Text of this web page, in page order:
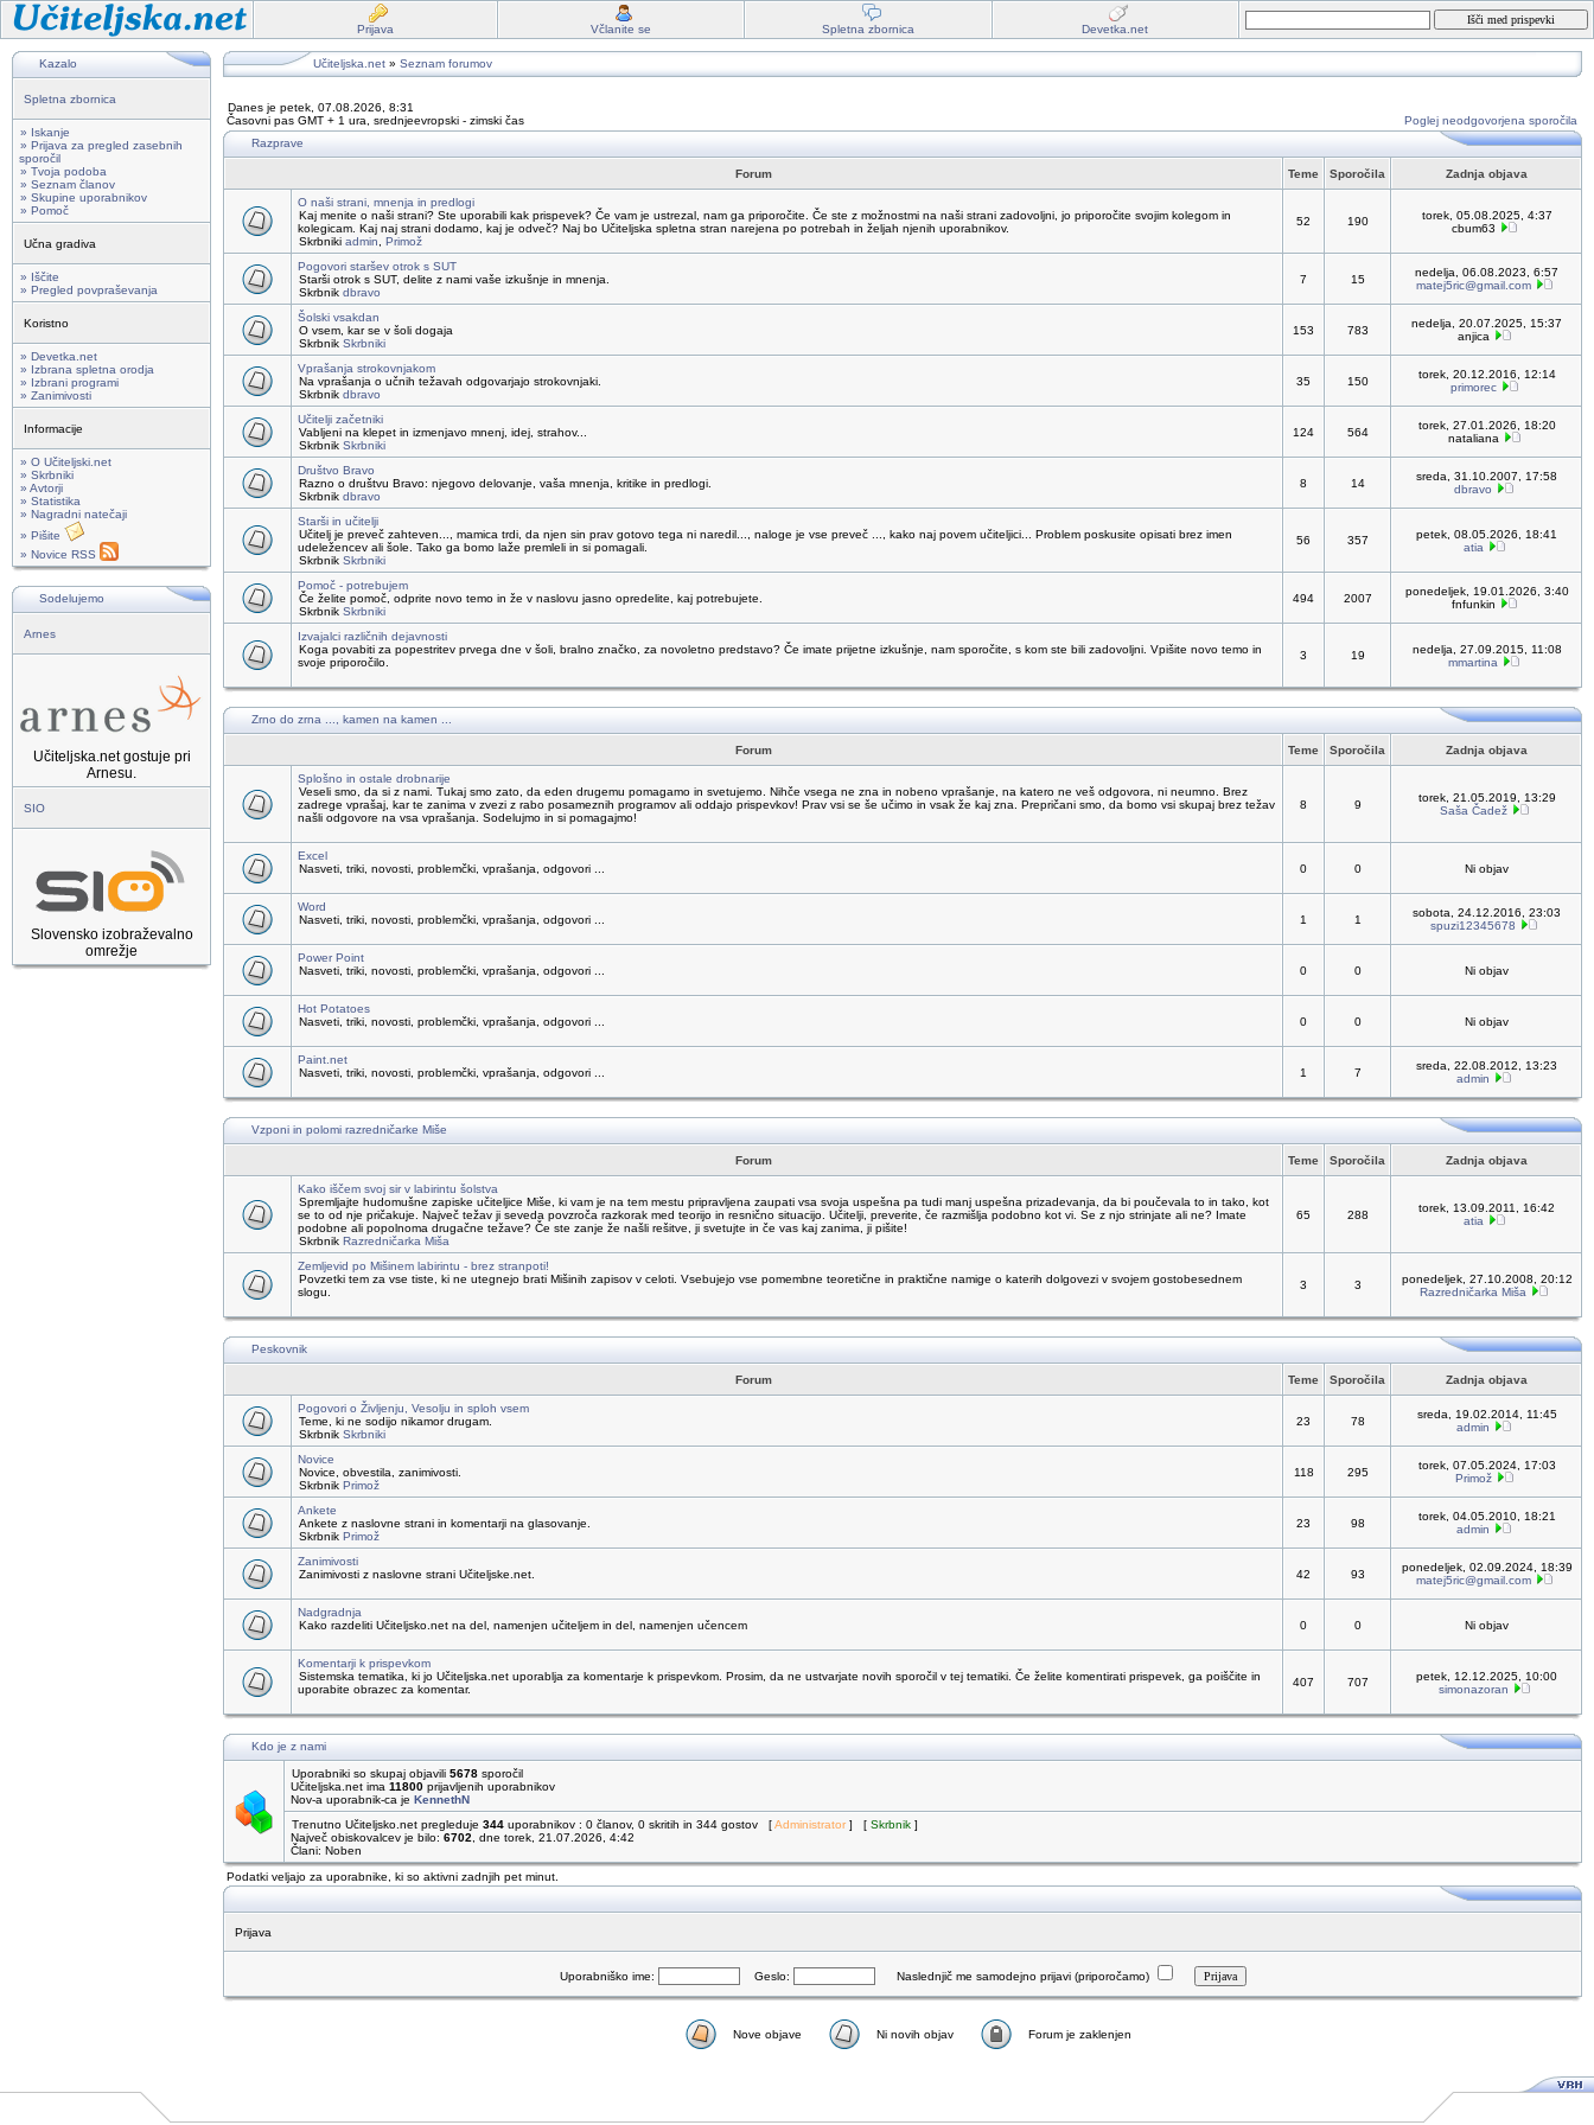
Prijava Včlanite se Spletna zbornica Devetka.net
Kazalo
Spletna zbornica
» Iskanje
» Prijava za pregled zasebnih
sporočil
» Tvoja podoba
» Seznam članov
» Skupine uporabnikov
» Pomoč
Učna gradiva
» Iščite
» Pregled povpraševanja
Koristno
» Devetka.net
» Izbrana spletna orodja
» Izbrani programi
» Zanimivosti
Informacije
» O Učiteljski.net
» Skrbniki
» Avtorji
» Statistika
» Nagradni natečaji
» Pišite
» Novice RSS
Sodelujemo
Arnes
Učiteljska.net gostuje pri
Arnesu.
SIO
Slovensko izobraževalno
omrežje
Učiteljska.net » Seznam forumov
Danes je petek, 07.08.2026, 8:31
Časovni pas GMT + 1 ura, srednjeevropski - zimski čas
Poglej neodgovorjena sporočila
Razprave
Forum Teme Sporočila Zadnja objava
O naši strani, mnenja in predlogi
Kaj menite o naši strani? Ste uporabili kak prispevek? Če vam je ustrezal, nam ga priporočite. Če ste z možnostmi na naši strani zadovoljni, jo priporočite svojim kolegom in
kolegicam. Kaj naj strani dodamo, kaj je odveč? Naj bo Učiteljska spletna stran narejena po potrebah in željah njenih uporabnikov.
Skrbniki admin Primož
52 190
torek, 05.08.2025, 4:37
cbum63
Pogovori staršev otrok s SUT
Starši otrok s SUT, delite z nami vaše izkušnje in mnenja.
Skrbnik dbravo
7 15
nedelja, 06.08.2023, 6:57
matej5ric@gmail.com
Šolski vsakdan
O vsem, kar se v šoli dogaja
Skrbnik Skrbniki
153 783
nedelja, 20.07.2025, 15:37
anjica
Vprašanja strokovnjakom
Na vprašanja o učnih težavah odgovarjajo strokovnjaki.
Skrbnik dbravo
35 150
torek, 20.12.2016, 12:14
primorec
Učitelji začetniki
Vabljeni na klepet in izmenjavo mnenj, idej, strahov...
Skrbnik Skrbniki
124 564
torek, 27.01.2026, 18:20
nataliana
Društvo Bravo
Razno o društvu Bravo: njegovo delovanje, vaša mnenja, kritike in predlogi.
Skrbnik dbravo
8 14
sreda, 31.10.2007, 17:58
dbravo
Starši in učitelji
Učitelj je preveč zahteven..., mamica trdi, da njen sin prav gotovo tega ni naredil..., naloge je vse preveč ..., kako naj povem učiteljici... Problem poskusite opisati brez imen
udeležencev ali šole. Tako ga bomo laže premleli in si pomagali.
Skrbnik Skrbniki
56 357
petek, 08.05.2026, 18:41
atia
Pomoč - potrebujem
Če želite pomoč, odprite novo temo in že v naslovu jasno opredelite, kaj potrebujete.
Skrbnik Skrbniki
494 2007
ponedeljek, 19.01.2026, 3:40
fnfunkin
Izvajalci različnih dejavnosti
Koga povabiti za popestritev prvega dne v šoli, bralno značko, za novoletno predstavo? Če imate prijetne izkušnje, nam sporočite, s kom ste bili zadovoljni. Vpišite novo temo in
svoje priporočilo.
3 19
nedelja, 27.09.2015, 11:08
mmartina
Zrno do zrna ..., kamen na kamen ...
Forum Teme Sporočila Zadnja objava
Splošno in ostale drobnarije
Veseli smo, da si z nami. Tukaj smo zato, da eden drugemu pomagamo in svetujemo. Nihče vsega ne zna in nobeno vprašanje, na katero ne veš odgovora, ni neumno. Brez
zadrege vprašaj, kar te zanima v zvezi z rabo posameznih programov ali oddajo prispevkov! Prav vsi se še učimo in vsak že kaj zna. Prepričani smo, da bomo vsi skupaj brez težav
našli odgovore na vsa vprašanja. Sodelujmo in si pomagajmo!
8 9
torek, 21.05.2019, 13:29
Saša Čadež
Excel
Nasveti, triki, novosti, problemčki, vprašanja, odgovori ...
0 0 Ni objav
Word
Nasveti, triki, novosti, problemčki, vprašanja, odgovori ...
1 1
sobota, 24.12.2016, 23:03
spuzi12345678
Power Point
Nasveti, triki, novosti, problemčki, vprašanja, odgovori ...
0 0 Ni objav
Hot Potatoes
Nasveti, triki, novosti, problemčki, vprašanja, odgovori ...
0 0 Ni objav
Paint.net
Nasveti, triki, novosti, problemčki, vprašanja, odgovori ...
1 7
sreda, 22.08.2012, 13:23
admin
Vzponi in polomi razredničarke Miše
Forum Teme Sporočila Zadnja objava
Kako iščem svoj sir v labirintu šolstva
Spremljajte hudomušne zapiske učiteljice Miše, ki vam je na tem mestu pripravljena zaupati vsa svoja uspešna pa tudi manj uspešna prizadevanja, da bi poučevala to in tako, kot
se to od nje pričakuje. Največ težav ji seveda povzroča razkorak med teorijo in resnično situacijo. Učitelji, preverite, če razmišlja podobno kot vi. Se z njo strinjate ali ne? Imate
podobne ali popolnoma drugačne težave? Če ste zanje že našli rešitve, ji svetujte in če vas kaj zanima, ji pišite!
Skrbnik Razredničarka Miša
65 288
torek, 13.09.2011, 16:42
atia
Zemljevid po Mišinem labirintu - brez stranpoti!
Povzetki tem za vse tiste, ki ne utegnejo brati Mišinih zapisov v celoti. Vsebujejo vse pomembne teoretične in praktične namige o katerih dolgovezi v svojem gostobesednem
slogu.
3 3
ponedeljek, 27.10.2008, 20:12
Razredničarka Miša
Peskovnik
Forum Teme Sporočila Zadnja objava
Pogovori o Življenju, Vesolju in sploh vsem
Teme, ki ne sodijo nikamor drugam.
Skrbnik Skrbniki
23 78
sreda, 19.02.2014, 11:45
admin
Novice
Novice, obvestila, zanimivosti.
Skrbnik Primož
118 295
torek, 07.05.2024, 17:03
Primož
Ankete
Ankete z naslovne strani in komentarji na glasovanje.
Skrbnik Primož
23 98
torek, 04.05.2010, 18:21
admin
Zanimivosti
Zanimivosti z naslovne strani Učiteljske.net.
42 93
ponedeljek, 02.09.2024, 18:39
matej5ric@gmail.com
Nadgradnja
Kako razdeliti Učiteljsko.net na del, namenjen učiteljem in del, namenjen učencem
0 0 Ni objav
Komentarji k prispevkom
Sistemska tematika, ki jo Učiteljska.net uporablja za komentarje k prispevkom. Prosim, da ne ustvarjate novih sporočil v tej tematiki. Če želite komentirati prispevek, ga poiščite in
uporabite obrazec za komentar.
407 707
petek, 12.12.2025, 10:00
simonazoran
Kdo je z nami
Uporabniki so skupaj objavili 5678 sporočil
Učiteljska.net ima 11800 prijavljenih uporabnikov
Nov-a uporabnik-ca je KennethN
Trenutno Učiteljsko.net pregleduje 344 uporabnikov : 0 članov, 0 skritih in 344 gostov [Administrator ] [ Skrbnik ]
Največ obiskovalcev je bilo: 6702 , dne torek, 21.07.2026, 4:42
Člani: Noben
Podatki veljajo za uporabnike, ki so aktivni zadnjih pet minut.
Prijava
Uporabniško ime: Geslo: Naslednjič me samodejno prijavi (priporočamo)
Nove objave Ni novih objav Forum je zaklenjen